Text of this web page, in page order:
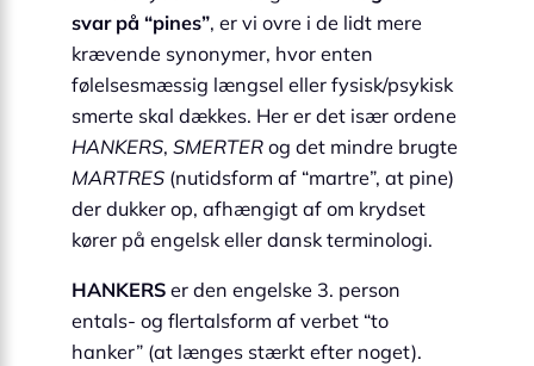
svar på “pines”, er vi ovre i de lidt mere
krævende synonymer, hvor enten
følelsesmæssig længsel eller fysisk/psykisk
smerte skal dækkes. Her er det især ordene
HANKERS, SMERTER og det mindre brugte
MARTRES (nutidsform af “martre”, at pine)
der dukker op, afhængigt af om krydset
kører på engelsk eller dansk terminologi.
HANKERS er den engelske 3. person
entals- og flertalsform af verbet “to
hanker” (at længes stærkt efter noget).